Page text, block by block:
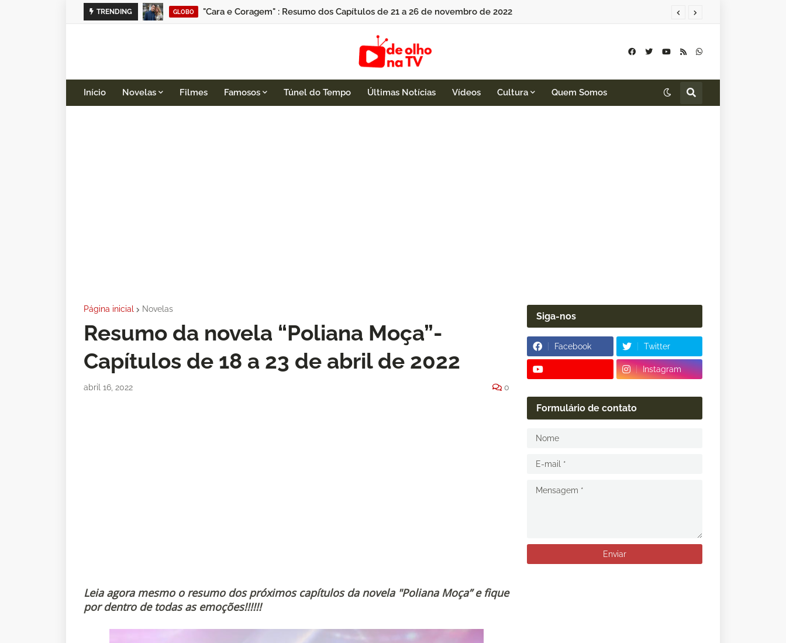
TRENDING GLOBO "Cara e Coragem" : Resumo dos Capítulos de 21 a 26 de novembro de 2022
Início Novelas Filmes Famosos Túnel do Tempo Últimas Notícias Vídeos Cultura Quem Somos
Página inicial Novelas
Resumo da novela “Poliana Moça”-
Capítulos de 18 a 23 de abril de 2022
abril 16, 2022 0
Leia agora mesmo o resumo dos próximos capítulos da novela "Poliana Moça” e fique
por dentro de todas as emoções!!!!!!
Siga-nos
Facebook Twitter
Instagram
Formulário de contato